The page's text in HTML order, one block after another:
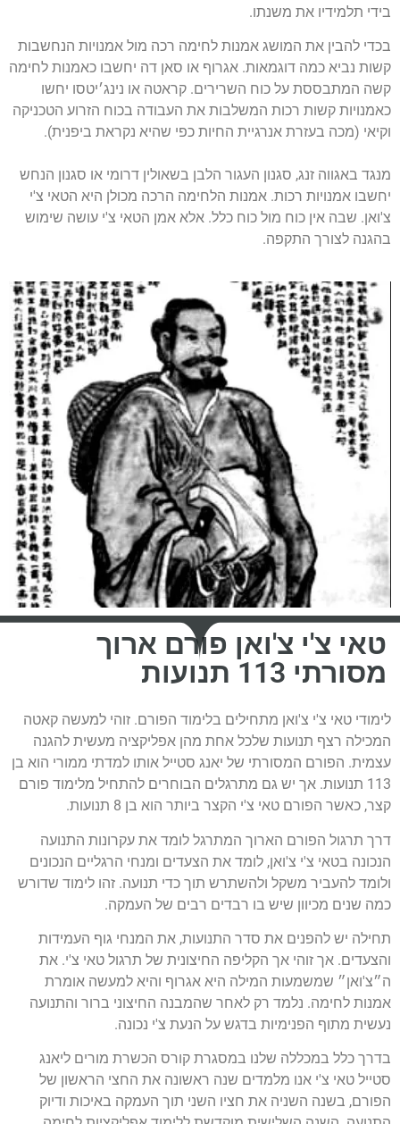
בידי תלמידיו את משנתו.
בכדי להבין את המושג אמנות לחימה רכה מול אמנויות הנחשבות
קשות נביא כמה דוגמאות. אגרוף או סאן דה יחשבו כאמנות לחימה
קשה המתבססת על כוח השרירים. קראטה או נינג׳יטסו יחשו
כאמנויות קשות רכות המשלבות את העבודה בכוח הזרוע הטכניקה
וקיאי (מכה בעזרת אנרגיית החיות כפי שהיא נקראת ביפנית).
מנגד באגווה זנג, סגנון העגור הלבן בשאולין דרומי או סגנון הנחש
יחשבו אמנויות רכות. אמנות הלחימה הרכה מכולן היא הטאי צ'י
צ'ואן. שבה אין כוח מול כוח כלל. אלא אמן הטאי צ'י עושה שימוש
בהגנה לצורך התקפה.
טאי צ'י צ'ואן פורם ארוך
מסורתי 113 תנועות
לימודי טאי צ'י צ'ואן מתחילים בלימוד הפורם. זוהי למעשה קאטה
המכילה רצף תנועות שלכל אחת מהן אפליקציה מעשית להגנה
עצמית. הפורם המסורתי של יאנג סטייל אותו למדתי ממורי הוא בן
113 תנועות. אך יש גם מתרגלים הבוחרים להתחיל מלימוד פורם
קצר, כאשר הפורם טאי צ'י הקצר ביותר הוא בן 8 תנועות.
דרך תרגול הפורם הארוך המתרגל לומד את עקרונות התנועה
הנכונה בטאי צ'י צ'ואן, לומד את הצעדים ומנחי הרגליים הנכונים
ולומד להעביר משקל ולהשתרש תוך כדי תנועה. זהו לימוד שדורש
כמה שנים מכיוון שיש בו רבדים רבים של העמקה.
תחילה יש להפנים את סדר התנועות, את המנחי גוף העמידות
והצעדים. אך זוהי אך הקליפה החיצונית של תרגול טאי צ'י. את
ה״צ'ואן״ שמשמעות המילה היא אגרוף והיא למעשה אומרת
אמנות לחימה. נלמד רק לאחר שהמבנה החיצוני ברור והתנועה
נעשית מתוף הפנימיות בדגש על הנעת צ'י נכונה.
בדרך כלל במכללה שלנו במסגרת קורס הכשרת מורים ליאנג
סטייל טאי צ'י אנו מלמדים שנה ראשונה את החצי הראשון של
הפורם, בשנה השניה את חציו השני תוך העמקה באיכות ודיוק